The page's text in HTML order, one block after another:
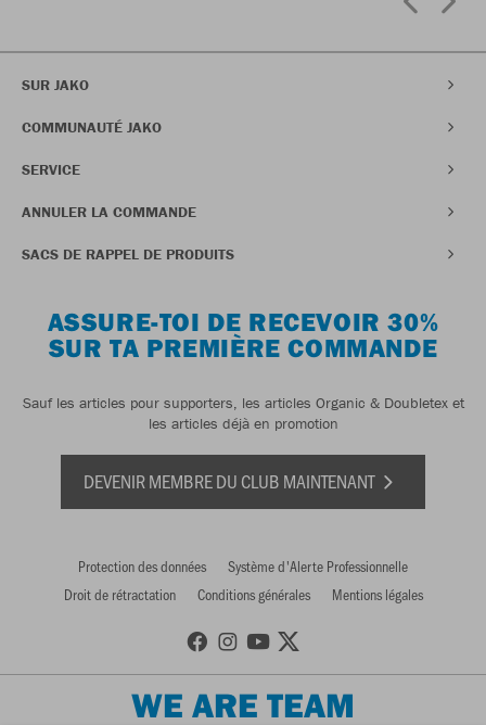
SUR JAKO
COMMUNAUTÉ JAKO
SERVICE
ANNULER LA COMMANDE
SACS DE RAPPEL DE PRODUITS
ASSURE-TOI DE RECEVOIR 30%
SUR TA PREMIÈRE COMMANDE
Sauf les articles pour supporters, les articles Organic & Doubletex et
les articles déjà en promotion
DEVENIR MEMBRE DU CLUB MAINTENANT
Protection des données
Système d'Alerte Professionnelle
Droit de rétractation
Conditions générales Mentions légales
WE ARE TEAM